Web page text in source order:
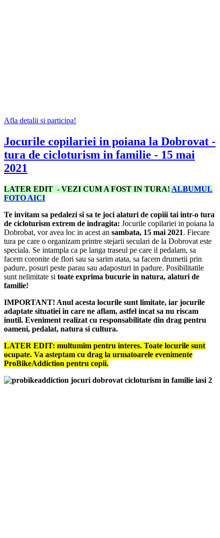
Afla detalii si participa!
Jocurile copilariei in poiana la Dobrovat -
tura de cicloturism in familie - 15 mai
2021
LATER EDIT - VEZI CUM A FOST IN TURA! ALBUMUL
FOTO AICI
Te invitam sa pedalezi si sa te joci alaturi de copiii tai intr-o tura
de cicloturism extrem de indragita: Jocurile copilariei in poiana la
Dobrobat, vor avea loc in acest an sambata, 15 mai 2021. Fiecare
tura pe care o organizam printre stejarii seculari de la Dobrovat este
speciala. Se intampla ca pe langa traseul pe care il pedalam, sa
facem coronite de flori sau sa sarim atata, sa facem drumetii prin
padure, posuri peste parau sau adaposturi in padure. Posibilitatile
sunt nelimitate si toate exprima bucurie in natura, alaturi de
familie!
IMPORTANT! Anul acesta locurile sunt limitate, iar jocurile
adaptate situatiei in care ne aflam, astfel incat sa nu riscam
inutil. Eveniment realizat cu responsabilitate din drag pentru
oameni, pedalat, natura si cultura.
LATER EDIT: multumim pentru interes. Toate locurile sunt
ocupate. Va asteptam cu drag la urmatoarele evenimente
ProBikeAddiction pentru copii.